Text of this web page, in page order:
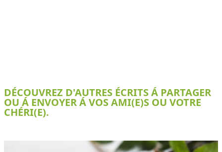
DÉCOUVREZ D'AUTRES ÉCRITS Á PARTAGER
OU Á ENVOYER Á VOS AMI(E)S OU VOTRE
CHÉRI(E).